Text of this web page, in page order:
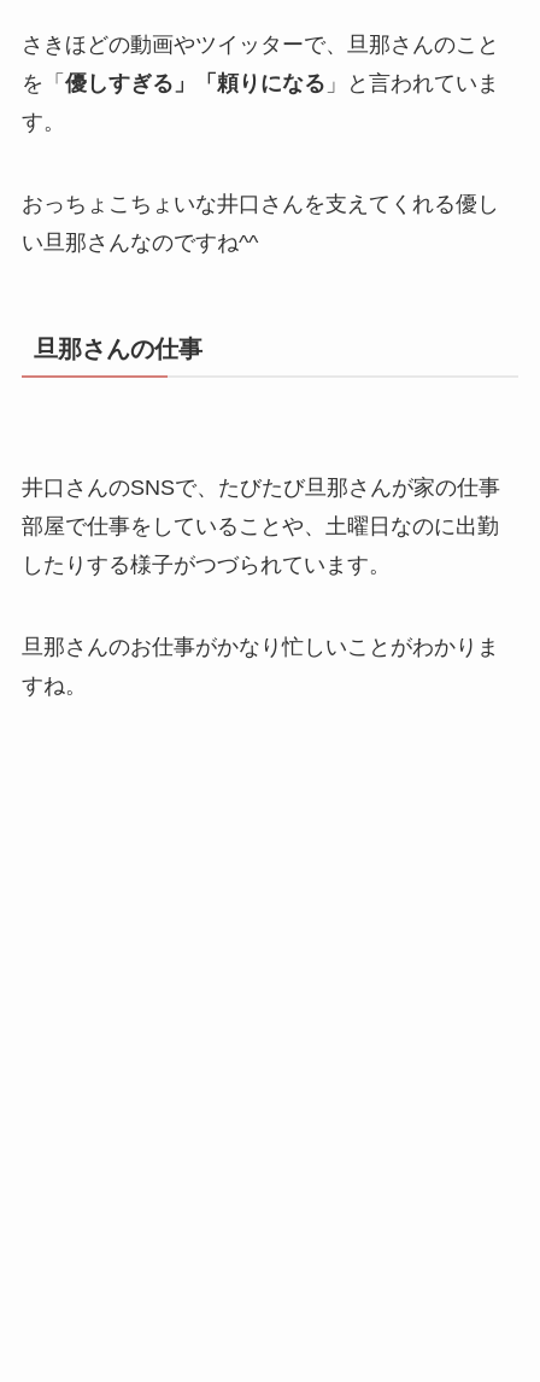
さきほどの動画やツイッターで、旦那さんのこと
を「 優しすぎる」「頼りになる 」と言われていま
す。
おっちょこちょいな井口さんを支えてくれる優し
い旦那さんなのですね^^
旦那さんの仕事
井口さんのSNSで、たびたび旦那さんが家の仕事
部屋で仕事をしていることや、土曜日なのに出勤
したりする様子がつづられています。
旦那さんのお仕事がかなり忙しいことがわかりま
すね。